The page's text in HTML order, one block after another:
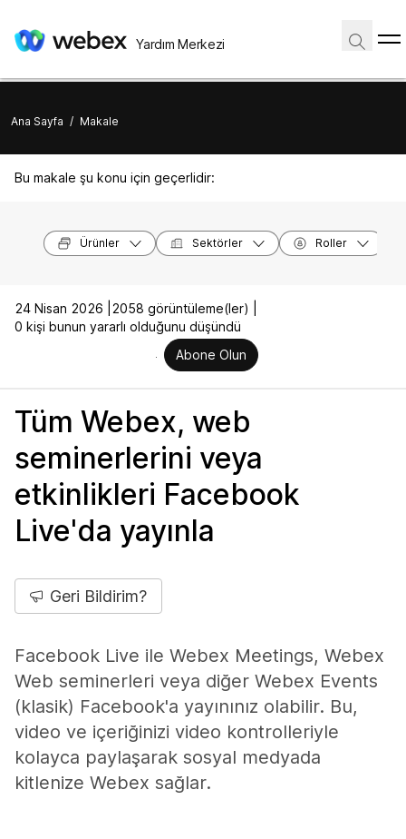
Yardım Merkezi
Ana Sayfa / Makale
Bu makale şu konu için geçerlidir:
Ürünler Sektörler Roller
24 Nisan 2026 |
2058 görüntüleme(ler) |
0 kişi bunun yararlı olduğunu düşündü
Abone Olun
Tüm Webex, web
seminerlerini veya
etkinlikleri Facebook
Live'da yayınla
Geri Bildirim?
Facebook Live ile Webex Meetings, Webex
Web seminerleri veya diğer Webex Events
(klasik) Facebook'a yayınınız olabilir. Bu,
video ve içeriğinizi video kontrolleriyle
kolayca paylaşarak sosyal medyada
kitlenize Webex sağlar.